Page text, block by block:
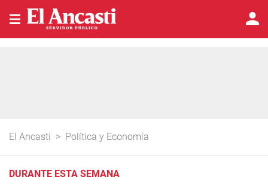
El Ancasti > Política y Economía
DURANTE ESTA SEMANA